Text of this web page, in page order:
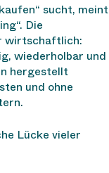
sucht, meint
Die
wirtschaftlich:
wiederholbar und
hergestellt
und ohne
Lücke vieler